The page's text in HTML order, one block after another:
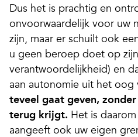
Dus het is prachtig en
onvoorwaardelijk voor uw
zijn, maar er schuilt ook
u geen beroep doet op
verantwoordelijkheid) en
aan autonomie uit het oog
teveel gaat geven,
terug krijgt. Het is
aangeeft ook uw eigen